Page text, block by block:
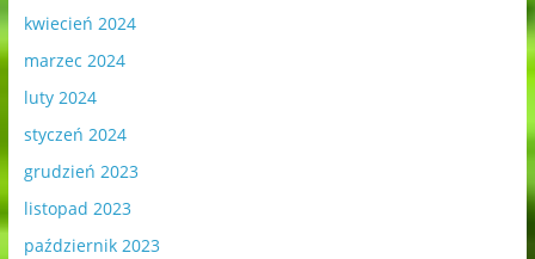
kwiecień 2024
marzec 2024
luty 2024
styczeń 2024
grudzień 2023
listopad 2023
październik 2023